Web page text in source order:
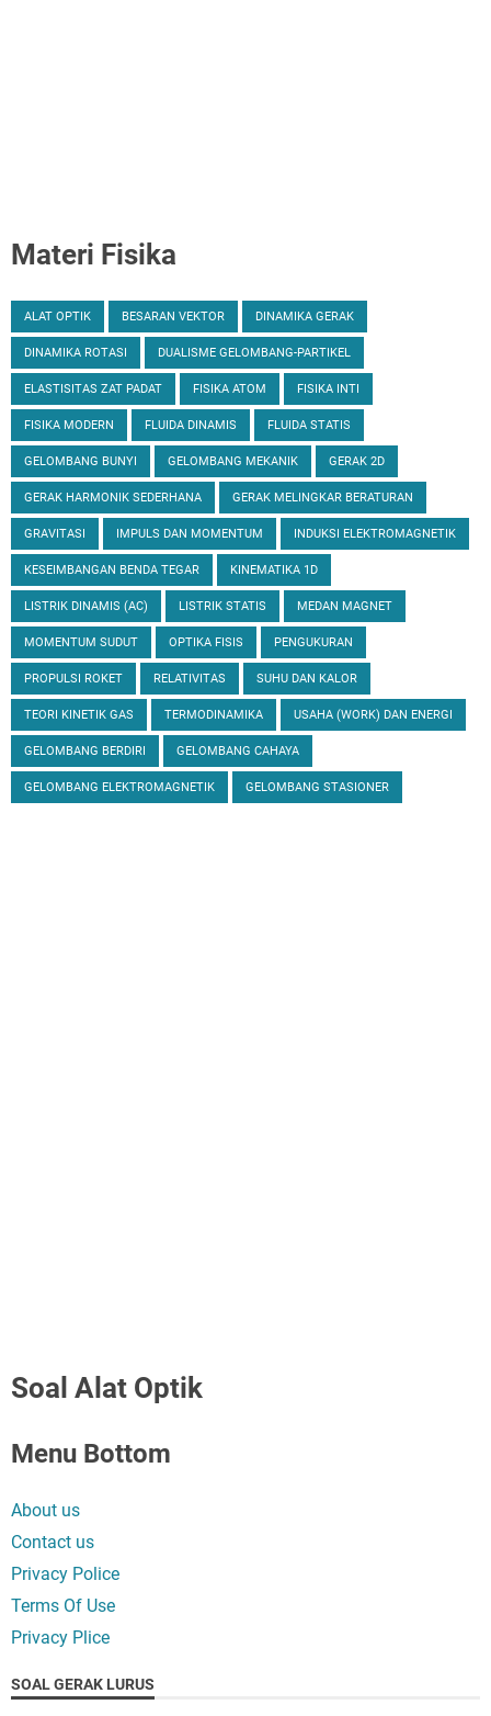
Materi Fisika
ALAT OPTIK BESARAN VEKTOR DINAMIKA GERAK
DINAMIKA ROTASI DUALISME GELOMBANG-PARTIKEL
ELASTISITAS ZAT PADAT FISIKA ATOM FISIKA INTI
FISIKA MODERN FLUIDA DINAMIS FLUIDA STATIS
GELOMBANG BUNYI GELOMBANG MEKANIK GERAK 2D
GERAK HARMONIK SEDERHANA GERAK MELINGKAR BERATURAN
GRAVITASI IMPULS DAN MOMENTUM INDUKSI ELEKTROMAGNETIK
KESEIMBANGAN BENDA TEGAR KINEMATIKA 1D
LISTRIK DINAMIS (AC) LISTRIK STATIS MEDAN MAGNET
MOMENTUM SUDUT OPTIKA FISIS PENGUKURAN
PROPULSI ROKET RELATIVITAS SUHU DAN KALOR
TEORI KINETIK GAS TERMODINAMIKA USAHA (WORK) DAN ENERGI
GELOMBANG BERDIRI GELOMBANG CAHAYA
GELOMBANG ELEKTROMAGNETIK GELOMBANG STASIONER
Soal Alat Optik
Menu Bottom
About us
Contact us
Privacy Police
Terms Of Use
Privacy Plice
SOAL GERAK LURUS